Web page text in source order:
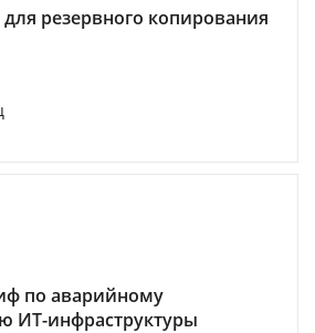
резервного копирования
по аварийному
ИТ-инфраструктуры